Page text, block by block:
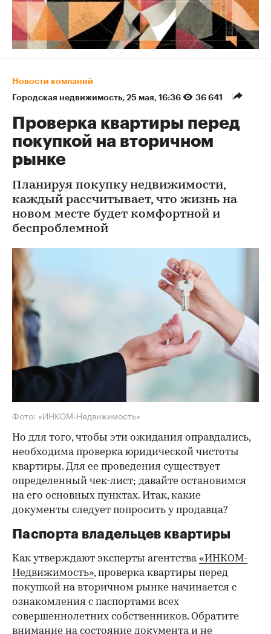
Новости компаний
Городская недвижимость⁠, 25 мая, 16:36 36 641
Проверка квартиры перед
покупкой на вторичном
рынке
Планируя покупку недвижимости,
каждый рассчитывает, что жизнь на
новом месте будет комфортной и
беспроблемной
Фото: «ИНКОМ-Недвижимость»
Но для того, чтобы эти ожидания оправдались,
необходима проверка юридической чистоты
квартиры. Для ее проведения существует
определенный чек-лист; давайте остановимся
на его основных пунктах. Итак, какие
документы следует попросить у продавца?
Паспорта владельцев квартиры
Как утверждают эксперты агентства«ИНКОМ-
Недвижимость», проверка квартиры перед
покупкой на вторичном рынке начинается с
ознакомления с паспортами всех
совершеннолетних собственников. Обратите
внимание на состояние документа и не